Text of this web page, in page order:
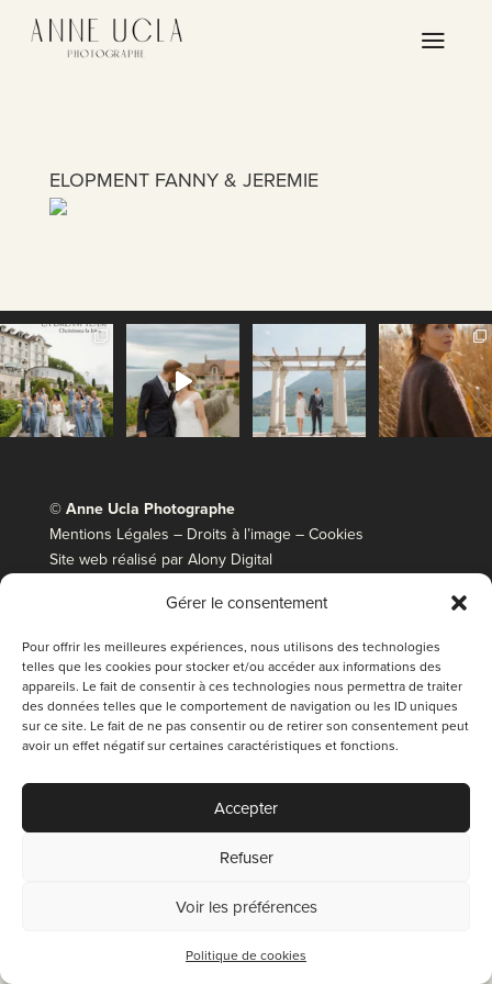
Gérer le consentement
Pour offrir les meilleures expériences, nous utilisons des technologies
telles que les cookies pour stocker et/ou accéder aux informations des
appareils. Le fait de consentir à ces technologies nous permettra de traiter
des données telles que le comportement de navigation ou les ID uniques
sur ce site. Le fait de ne pas consentir ou de retirer son consentement peut
avoir un effet négatif sur certaines caractéristiques et fonctions.
Accepter
Refuser
Voir les préférences
Politique de cookies
a
ELOPMENT FANNY & JEREMIE
© Anne Ucla Photographe
Mentions Légales – Droits à l’image – Cookies
Site web réalisé par Alony Digital
anneuclaphotographe@gmail.com